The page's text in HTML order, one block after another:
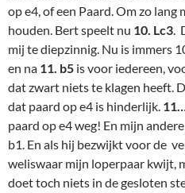
op e4, of een Paard. Om zo
houden. Bert speelt nu 10. Lc3.
mij te diepzinnig. Nu is immers
en na 11. b5 is voor iedereen,
dat zwart niets te klagen heeft.
dat paard op e4 is hinderlijk.
paard op e4 weg! En mijn
b1. En als hij bezwijkt voor de
weliswaar mijn loperpaar kwijt,
doet toch niets in de gesloten